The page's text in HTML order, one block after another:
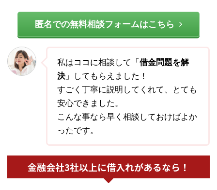
匿名での無料相談フォームはこちら
私はココに相談して「 借金問題を解
決」してもらえました！
すごく丁寧に説明してくれて、とても
安心できました。
こんな事なら早く相談しておけばよか
ったです。
金融会社3社以上に借入れがあるなら！